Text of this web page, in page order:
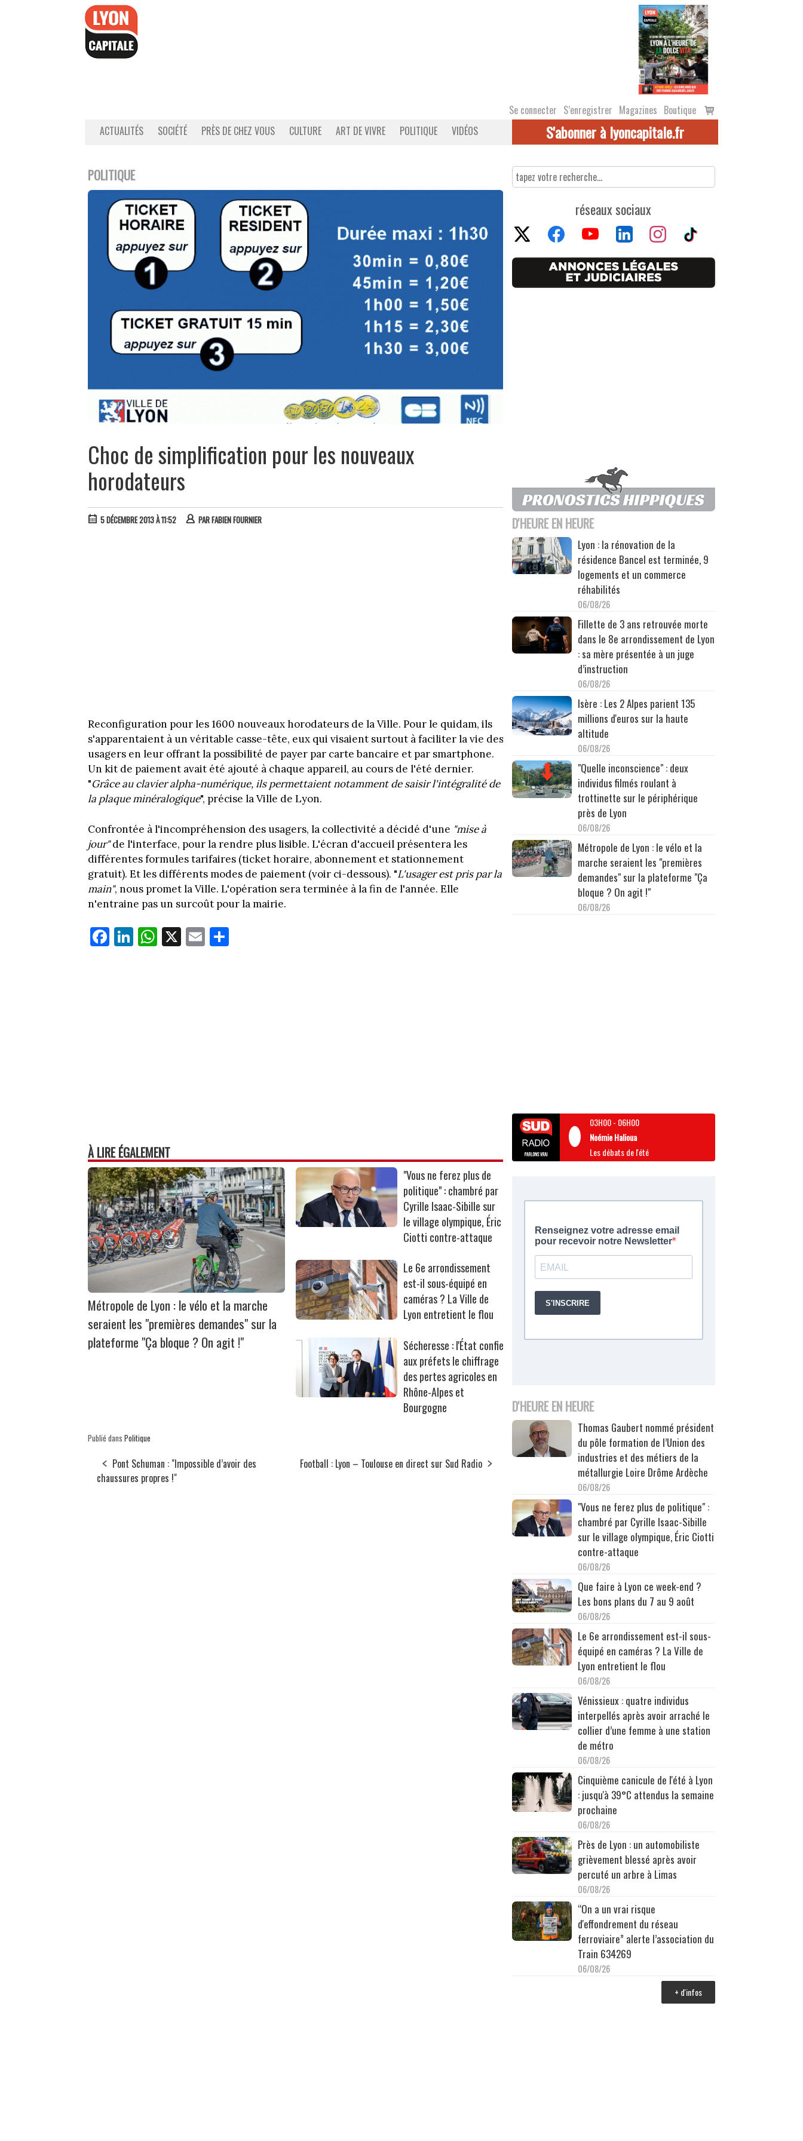
Se connecter S’enregistrer Magazines Boutique
Voir
le
ACTUALITÉS SOCIÉTÉ PRÈS DE CHEZ VOUS CULTURE ART DE VIVRE POLITIQUE VIDÉOS S'abonner à lyoncapitale.fr
POLITIQUE
Choc de simplification pour les nouveaux
horodateurs
5 DÉCEMBRE 2013 À 11:52 PARFABIEN FOURNIER
Reconfiguration pour les 1600 nouveaux horodateurs de la Ville. Pour le quidam, ils
s'apparentaient à un véritable casse-tête, eux qui visaient surtout à faciliter la vie des
usagers en leur offrant la possibilité de payer par carte bancaire et par smartphone.
Un kit de paiement avait été ajouté à chaque appareil, au cours de l'été dernier.
"Grâce au clavier alpha-numérique, ils permettaient notamment de saisir l'intégralité de
la plaque minéralogique", précise la Ville de Lyon.
Confrontée à l'incompréhension des usagers, la collectivité a décidé d'une "mise à
jour"de l'interface, pour la rendre plus lisible. L'écran d'accueil présentera les
différentes formules tarifaires (ticket horaire, abonnement et stationnement
gratuit). Et les différents modes de paiement (voir ci-dessous). "L'usager est pris par la
main", nous promet la Ville. L'opération sera terminée à la fin de l'année. Elle
n'entraine pas un surcoût pour la mairie.
Fa
ce
Li
nk
W
ha
X E
m
À LIRE ÉGALEMENT
Métropole de Lyon : le vélo et la marche
seraient les "premières demandes" sur la
plateforme "Ça bloque ? On agit !"
"Vous ne ferez plus de
politique" : chambré par
Cyrille Isaac-Sibille sur
le village olympique, Éric
Ciotti contre-attaque
Le 6e arrondissement
est-il sous-équipé en
caméras ? La Ville de
Lyon entretient le flou
Sécheresse : l'État confie
aux préfets le chiffrage
des pertes agricoles en
Rhône-Alpes et
Bourgogne
Publié dans Politique
Pont Schuman : "Impossible d’avoir des
chaussures propres !"
Football : Lyon – Toulouse en direct sur Sud Radio
réseaux sociaux
D'HEURE EN HEURE
Lyon : la rénovation de la
résidence Bancel est terminée, 9
logements et un commerce
réhabilités
06/08/26
Fillette de 3 ans retrouvée morte
dans le 8e arrondissement de Lyon
: sa mère présentée à un juge
d’instruction
06/08/26
Isère : Les 2 Alpes parient 135
millions d'euros sur la haute
altitude
06/08/26
"Quelle inconscience" : deux
individus filmés roulant à
trottinette sur le périphérique
près de Lyon
06/08/26
Métropole de Lyon : le vélo et la
marche seraient les "premières
demandes" sur la plateforme "Ça
bloque ? On agit !"
06/08/26
03H00- 06H00
Noémie Halioua
Les débats de l'été
D'HEURE EN HEURE
Thomas Gaubert nommé président
du pôle formation de l’Union des
industries et des métiers de la
métallurgie Loire Drôme Ardèche
06/08/26
"Vous ne ferez plus de politique" :
chambré par Cyrille Isaac-Sibille
sur le village olympique, Éric Ciotti
contre-attaque
06/08/26
Que faire à Lyon ce week-end ?
Les bons plans du 7 au 9 août
06/08/26
Le 6e arrondissement est-il sous-
équipé en caméras ? La Ville de
Lyon entretient le flou
06/08/26
Vénissieux : quatre individus
interpellés après avoir arraché le
collier d’une femme à une station
de métro
06/08/26
Cinquième canicule de l'été à Lyon
: jusqu'à 39°C attendus la semaine
prochaine
06/08/26
Près de Lyon : un automobiliste
grièvement blessé après avoir
percuté un arbre à Limas
06/08/26
“On a un vrai risque
d'effondrement du réseau
ferroviaire” alerte l’association du
Train 634269
06/08/26
+ d'infos